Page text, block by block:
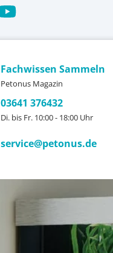
Fachwissen Sammeln
Petonus Magazin
03641 376432
Di. bis Fr. 10:00 - 18:00 Uhr
service@petonus.de